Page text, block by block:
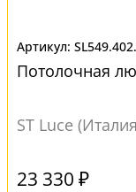
Потолочная
ST Luce
23 330 ₽